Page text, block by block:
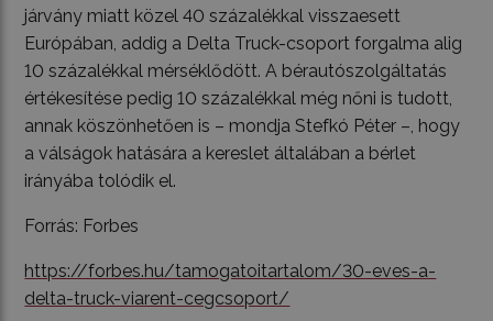
járvány miatt közel 40 százalékkal visszaesett
Európában, addig a Delta Truck-csoport forgalma alig
10 százalékkal mérséklődött. A bérautószolgáltatás
értékesítése pedig 10 százalékkal még nőni is tudott,
annak köszönhetően is – mondja Stefkó Péter –, hogy
a válságok hatására a kereslet általában a bérlet
irányába tolódik el.
Forrás: Forbes
https://forbes.hu/tamogatoitartalom/30-eves-a-
delta-truck-viarent-cegcsoport/